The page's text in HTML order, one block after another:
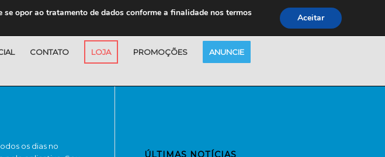
CONTATO LOJA PROMOÇÕES ANUNCIE
os dias no
ÚLTIMAS NOTÍCIAS
opor ao tratamento de dados conforme a finalidade nos termos
Aceitar